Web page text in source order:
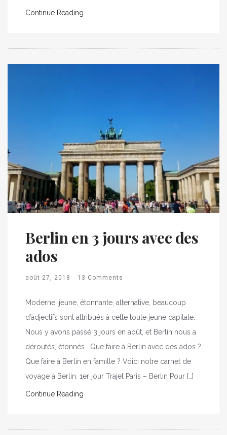
Continue Reading
Berlin en 3 jours avec des
ados
août 27, 2018 13 Comments
Moderne, jeune, étonnante, alternative, beaucoup
d’adjectifs sont attribués à cette toute jeune capitale.
Nous y avons passé 3 jours en août, et Berlin nous a
déroutés, étonnés… Que faire à Berlin avec des ados ?
Que faire à Berlin en famille ? Voici notre carnet de
voyage à Berlin. 1er jour Trajet Paris – Berlin Pour […]
Continue Reading